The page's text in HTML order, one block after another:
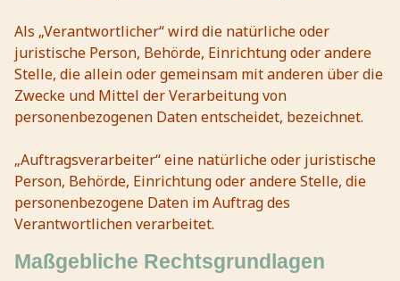
Als „Verantwortlicher“ wird die natürliche oder
juristische Person, Behörde, Einrichtung oder andere
Stelle, die allein oder gemeinsam mit anderen über die
Zwecke und Mittel der Verarbeitung von
personenbezogenen Daten entscheidet, bezeichnet.
„Auftragsverarbeiter“ eine natürliche oder juristische
Person, Behörde, Einrichtung oder andere Stelle, die
personenbezogene Daten im Auftrag des
Verantwortlichen verarbeitet.
Maßgebliche Rechtsgrundlagen